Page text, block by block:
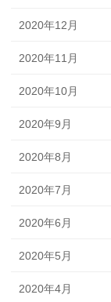
2020年12月
2020年11月
2020年10月
2020年9月
2020年8月
2020年7月
2020年6月
2020年5月
2020年4月